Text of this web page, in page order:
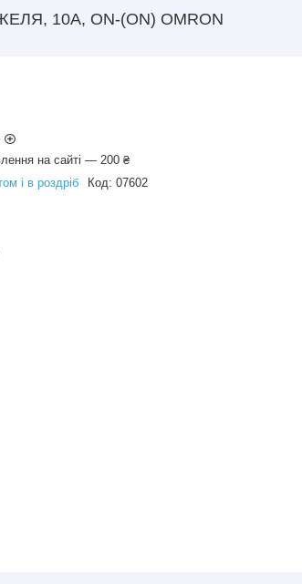
10A, ON-(ON) OMRON
на сайті — 200 ₴
і в роздріб Код: 07602